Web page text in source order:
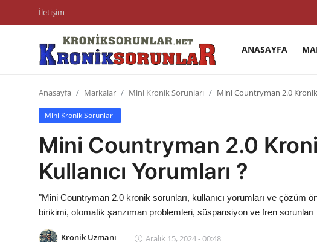
İletişim
ANASAYFA
Trafik & Cezalar
Sigorta & Kasko
Vergi & ÖTV & MTV
Muayene & Ruhsat
Anasayfa Markalar Mini Kronik Sorunları Mini Countryman 2.0 Kronik
Mini Kronik Sorunları
Mini Countryman 2.0
Kullanıcı Yorumları ?
"Mini Countryman 2.0 kronik sorunları, kullanıcı yorumları ve çözüm
birikimi, otomatik şanzıman problemleri, süspansiyon ve fren sorunları
Kronik Uzmanı Aralık 15, 2024 - 00:48